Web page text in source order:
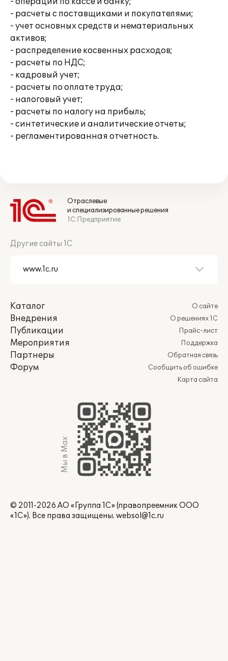
- расчеты с поставщиками и покупателями;
- учет основных средств и нематериальных
активов;
- распределение косвенных расходов;
- расчеты по НДС;
- кадровый учет;
- расчеты по оплате труда;
- налоговый учет;
- расчеты по налогу на прибыль;
- синтетические и аналитические отчеты;
- регламентированная отчетность.
Отраслевые
и специализированные решения
1С:Предприятие
Другие сайты 1С
Каталог
Внедрения
Публикации
Мероприятия
Партнеры
Форум
О сайте
О решениях 1С
Прайс-лист
Поддержка
Обратная связь
Сообщить об ошибке
Карта сайта
Мы в Max
© 2011-2026 АО «Группа 1С» (правопреемник ООО
«1С»). Все права защищены. websol@1c.ru